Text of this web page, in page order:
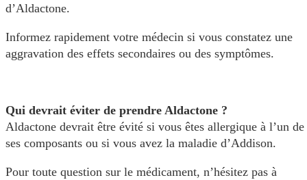
d’Aldactone.
Informez rapidement votre médecin si vous constatez une
aggravation des effets secondaires ou des symptômes.
Qui devrait éviter de prendre Aldactone ?
Aldactone devrait être évité si vous êtes allergique à l’un de
ses composants ou si vous avez la maladie d’Addison.
Pour toute question sur le médicament, n’hésitez pas à